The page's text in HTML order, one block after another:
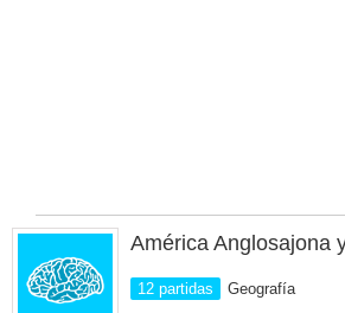
América Anglosajona
12 partidas Geografía